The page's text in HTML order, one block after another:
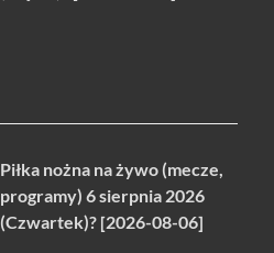
Piłka nożna na żywo (mecze,
programy) 6 sierpnia 2026
(Czwartek)? [2026-08-06]